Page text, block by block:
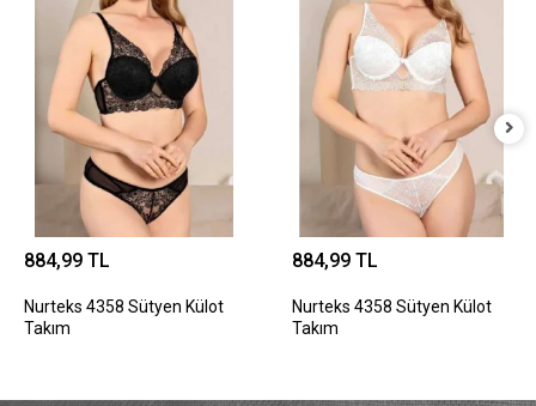
884,99 TL
Nurteks 4358 Sütyen Külot
Takım
884,99 TL
Nurteks 4358 Sütyen Külot
Takım